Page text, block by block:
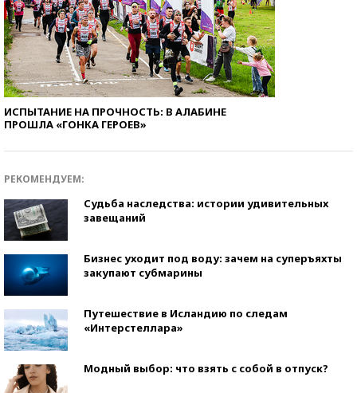
ИСПЫТАНИЕ НА ПРОЧНОСТЬ: В АЛАБИНЕ
ПРОШЛА «ГОНКА ГЕРОЕВ»
РЕКОМЕНДУЕМ:
Судьба наследства: истории удивительных
завещаний
Бизнес уходит под воду: зачем на суперъяхты
закупают субмарины
Путешествие в Исландию по следам
«Интерстеллара»
Модный выбор: что взять с собой в отпуск?